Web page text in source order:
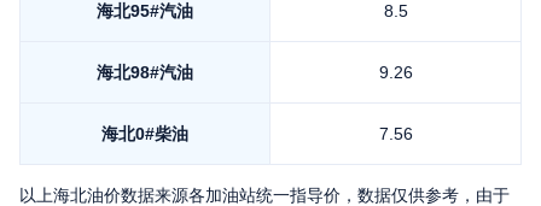
海北95#汽油 8.5
海北98#汽油 9.26
海北0#柴油 7.56
以上海北油价数据来源各加油站统一指导价，数据仅供参考，由于